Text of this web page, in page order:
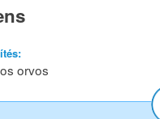
orvos